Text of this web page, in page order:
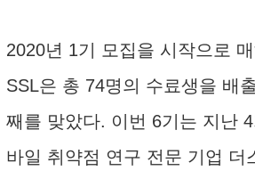
2020년 1기 모집을 시작으로
SSL은 총 74명의 수료생을 배
째를 맞았다. 이번 6기는 지난
바일 취약점 연구 전문 기업 더